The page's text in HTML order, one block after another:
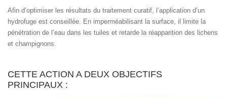
Afin d’optimiser les résultats du traitement curatif, l’application d’un
hydrofuge est conseillée. En imperméabilisant la surface, il limite la
pénétration de l’eau dans les tuiles et retarde la réapparition des lichens
et champignons.
CETTE ACTION A DEUX OBJECTIFS
PRINCIPAUX :